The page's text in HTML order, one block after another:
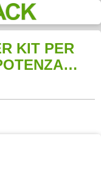
KIT PER